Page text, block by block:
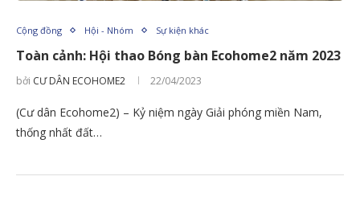
Cộng đồng Hội - Nhóm Sự kiện khác
Toàn cảnh: Hội thao Bóng bàn Ecohome2 năm 2023
bởi CƯ DÂN ECOHOME2 22/04/2023
(Cư dân Ecohome2) – Kỷ niệm ngày Giải phóng miền Nam,
thống nhất đất…